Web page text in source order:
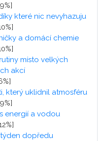
které nic nevyhazuju
a domácí chemie
místo velkých
akcí
který uklidnil atmosféru
energií a vodou
dopředu